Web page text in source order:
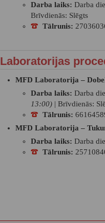
Darba laiks: Darba
Brīvdienās: Slēgts
Tālrunis:
Laboratorijas
MFD Laboratorija –
Darba laiks: Darba
13:00) | Brīvdienās:
Tālrunis:
MFD Laboratorija –
Darba laiks: Darba
Tālrunis: